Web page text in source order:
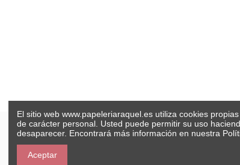
El sitio web www.papeleriaraquel.es utiliza cookies
de carácter personal. Usted puede permitir su uso
desaparecer. Encontrará más información en nuestra
Aceptar